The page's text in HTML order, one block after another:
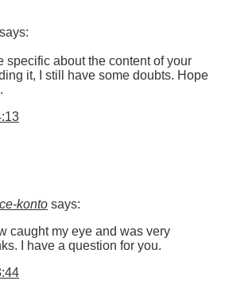
says:
specific about the content of your
it, I still have some doubts. Hope
konto says:
caught my eye and was very
I have a question for you.